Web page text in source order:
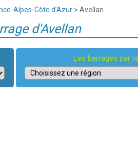
Alpes-Côte d’Azur > Avellan
d'Avellan
Les barrages par